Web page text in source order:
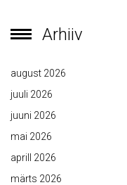
Arhiiv
august 2026
juuli 2026
juuni 2026
mai 2026
aprill 2026
märts 2026